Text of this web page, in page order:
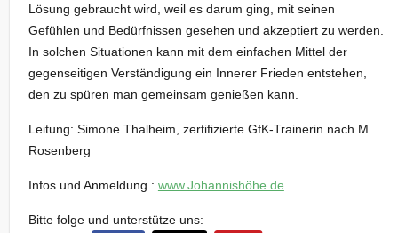
Lösung gebraucht wird, weil es darum ging, mit seinen
Gefühlen und Bedürfnissen gesehen und akzeptiert zu werden.
In solchen Situationen kann mit dem einfachen Mittel der
gegenseitigen Verständigung ein Innerer Frieden entstehen,
den zu spüren man gemeinsam genießen kann.
Leitung: Simone Thalheim, zertifizierte GfK-Trainerin nach M.
Rosenberg
Infos und Anmeldung : www.Johannishöhe.de
Bitte folge und unterstütze uns: